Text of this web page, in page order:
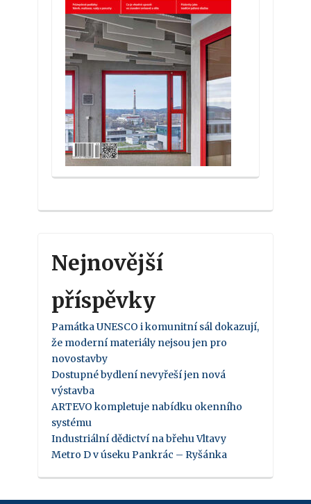
Nejnovější
příspěvky
Památka UNESCO i komunitní sál dokazují,
že moderní materiály nejsou jen pro
novostavby
Dostupné bydlení nevyřeší jen nová
výstavba
ARTEVO kompletuje nabídku okenního
systému
Industriální dědictví na břehu Vltavy
Metro D v úseku Pankrác – Ryšánka